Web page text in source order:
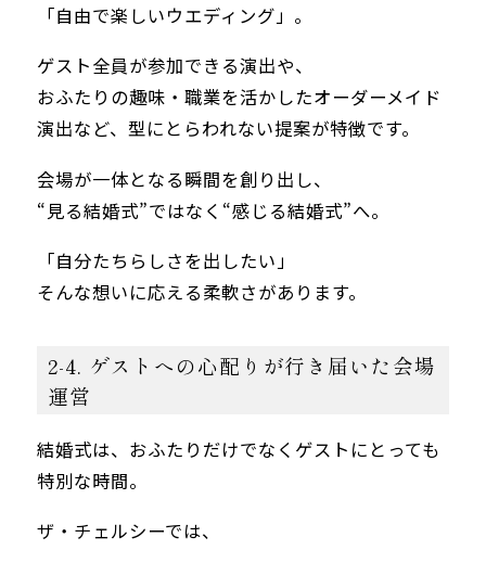
「自由で楽しいウエディング」。
ゲスト全員が参加できる演出や、
おふたりの趣味・職業を活かしたオーダーメイド
演出など、型にとらわれない提案が特徴です。
会場が一体となる瞬間を創り出し、
“見る結婚式”ではなく“感じる結婚式”へ。
「自分たちらしさを出したい」
そんな想いに応える柔軟さがあります。
2-4. ゲストへの心配りが行き届いた会場
運営
結婚式は、おふたりだけでなくゲストにとっても
特別な時間。
ザ・チェルシーでは、